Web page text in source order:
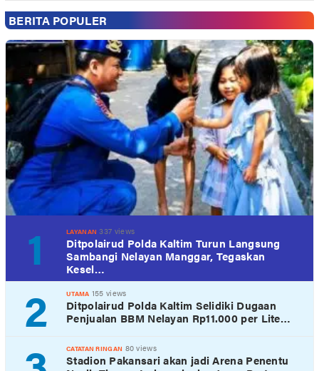
BERITA POPULER
1 LAYANAN 337 views
Ditpolairud Polda Kaltim Turun Langsung
Sambangi Nelayan Manggar, Tegaskan
Kesel…
2 UTAMA 155 views
Ditpolairud Polda Kaltim Selidiki Dugaan
Penjualan BBM Nelayan Rp11.000 per Lite…
CATATAN RINGAN 80 views
Stadion Pakansari akan jadi Arena Penentu